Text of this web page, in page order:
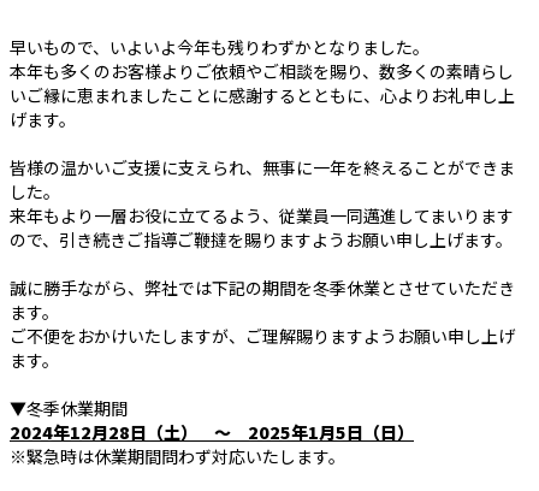
早いもので、いよいよ今年も残りわずかとなりました。
本年も多くのお客様よりご依頼やご相談を賜り、数多くの素晴らし
いご縁に恵まれましたことに感謝するとともに、心よりお礼申し上
げます。
皆様の温かいご支援に支えられ、無事に一年を終えることができま
した。
来年もより一層お役に立てるよう、従業員一同邁進してまいります
ので、引き続きご指導ご鞭撻を賜りますようお願い申し上げます。
誠に勝手ながら、弊社では下記の期間を冬季休業とさせていただき
ます。
ご不便をおかけいたしますが、ご理解賜りますようお願い申し上げ
ます。
▼冬季休業期間
2024年12月28日（土） ～ 2025年1月5日（日）
※緊急時は休業期間問わず対応いたします。